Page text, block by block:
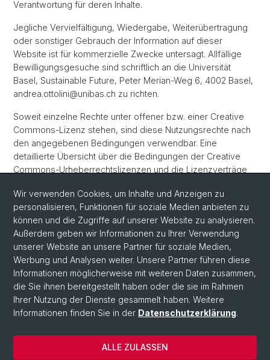
Verantwortung für deren Inhalte.
Jegliche Vervielfältigung, Wiedergabe, Weiterübertragung
oder sonstiger Gebrauch der Information auf dieser
Website ist für kommerzielle Zwecke untersagt. Allfällige
Bewilligungsgesuche sind schriftlich an die Universität
Basel, Sustainable Future, Peter Merian-Weg 6, 4002 Basel,
andrea.ottolini@unibas.ch zu richten.
Soweit einzelne Rechte unter offener bzw. einer Creative
Commons-Lizenz stehen, sind diese Nutzungsrechte nach
den angegebenen Bedingungen verwendbar. Eine
detaillierte Übersicht über die Bedingungen der Creative
Commons-Urheberrechtslizenzen und die Lizenzverträge
Social Media
LinkedIn
Wir verwenden Cookies, um Inhalte und Anzeigen zu
personalisieren, Funktionen für soziale Medien anbieten zu
können und die Zugriffe auf unserer Website zu analysieren.
Außerdem geben wir Informationen zu Ihrer Verwendung
unserer Website an unsere Partner für soziale Medien,
Werbung und Analysen weiter. Unsere Partner führen diese
Informationen möglicherweise mit weiteren Daten zusammen,
die Sie ihnen bereitgestellt haben oder die sie im Rahmen
Ihrer Nutzung der Dienste gesammelt haben. Weitere
Informationen finden Sie in der Datenschutzerklärung.
ALLE ZULASSEN